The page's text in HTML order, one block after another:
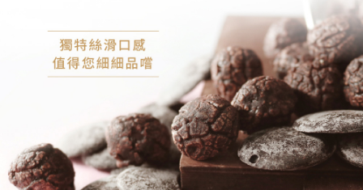
２．關於個人資料處理事宜，請瀏覽以下網址：
https://aftee.tw/terms/#terms3
３．未成年的使用者請事先徵得法定代理人或監護人之同意方可使用
「AFTEE先享後付」，若未經同意申辦者引起之損失，本公司不負相關責
４．使用「AFTEE先享後付」時，將依據個別帳號之用戶狀況，依本公司即
時審查核予不同之上限額度；若仍有額度不足之情形，本公司將視審查結果
請求用戶進行身份認證。
５．嚴禁一人註冊多個帳號或使用他人資訊註冊。若發現惡意使用之情形，
恩沛科技股份有限公司將有權停止該用戶之使用額度並採取法律行動。